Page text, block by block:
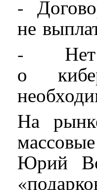
-
не
- Нет
о
На
Юрий